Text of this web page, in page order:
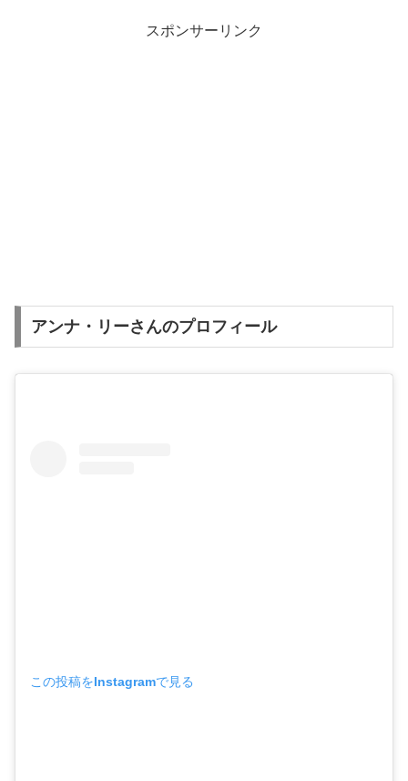
スポンサーリンク
アンナ・リーさんのプロフィール
この投稿をInstagramで見る